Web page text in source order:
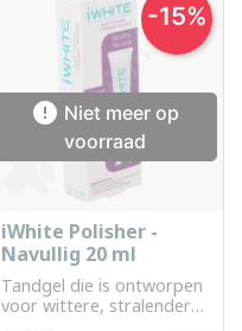
 Niet meer op
voorraad
iWhite Polisher -
Navullig 20 ml
Tandgel die is ontworpen
voor wittere, stralendere
-15%